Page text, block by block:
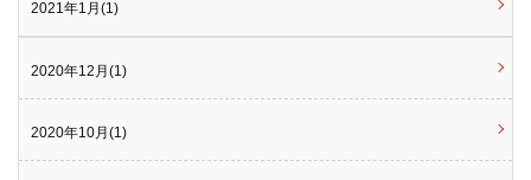
2021年1月(1)
2020年12月(1)
2020年10月(1)